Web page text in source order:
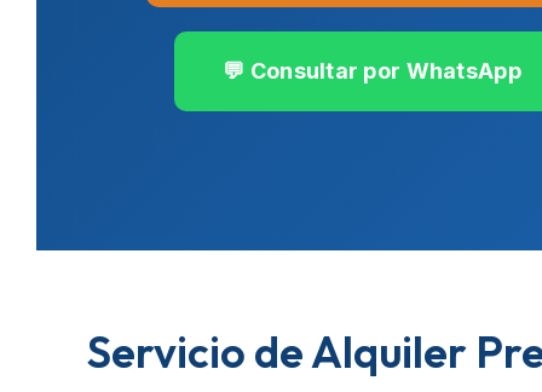
💬 Consultar por WhatsApp
Servicio de Alquiler